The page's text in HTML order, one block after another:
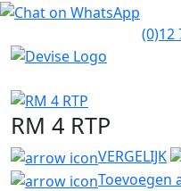
(0)12
RM 4 RTP
VERGELIJK
Toevoegen